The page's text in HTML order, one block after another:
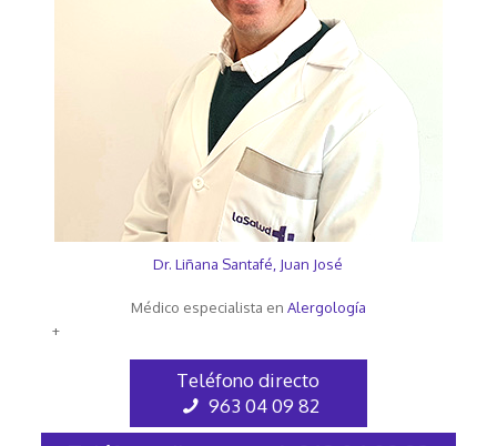
Dr. Liñana Santafé, Juan José
Médico especialista en Alergología
+
Teléfono directo
963 04 09 82